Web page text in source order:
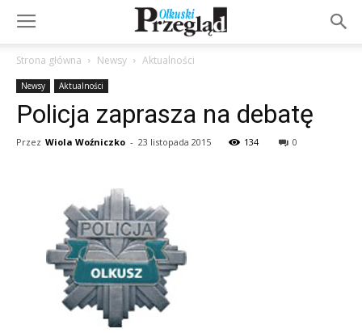
Strona główna Newsy Aktualności
Newsy Aktualności
Policja zaprasza na debatę
Przez Wiola Woźniczko - 23 listopada 2015 134 0